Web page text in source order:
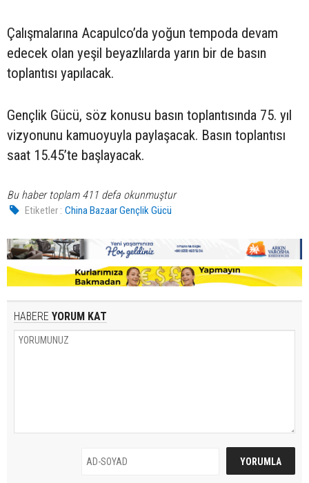
Çalışmalarına Acapulco’da yoğun tempoda devam
edecek olan yeşil beyazlılarda yarın bir de basın
toplantısı yapılacak.
Gençlik Gücü, söz konusu basın toplantısında 75. yıl
vizyonunu kamuoyuyla paylaşacak. Basın toplantısı
saat 15.45’te başlayacak.
Bu haber toplam 411 defa okunmuştur
Etiketler : China Bazaar Gençlik Gücü
HABERE YORUM KAT